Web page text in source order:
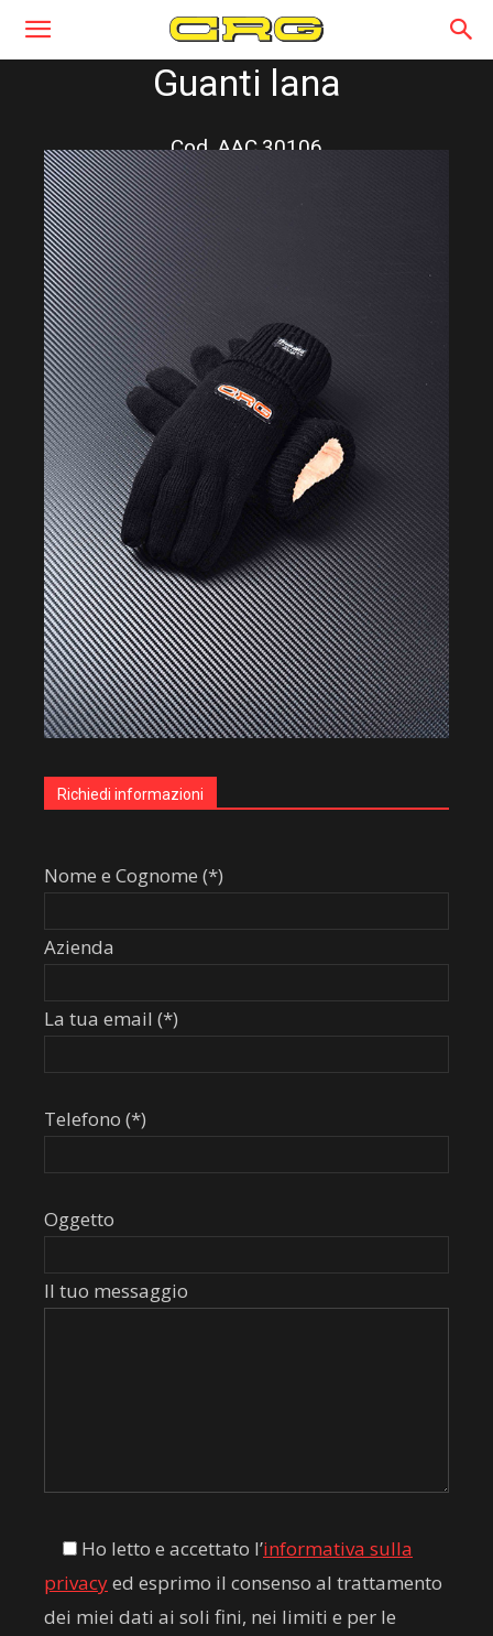
Guanti lana
Cod. AAC.30106
Richiedi informazioni
Nome e Cognome (*)
Azienda
La tua email (*)
Telefono (*)
Oggetto
Il tuo messaggio
Ho letto e accettato l’informativa sulla
privacyed esprimo il consenso al trattamento
dei miei dati ai soli fini, nei limiti e per le